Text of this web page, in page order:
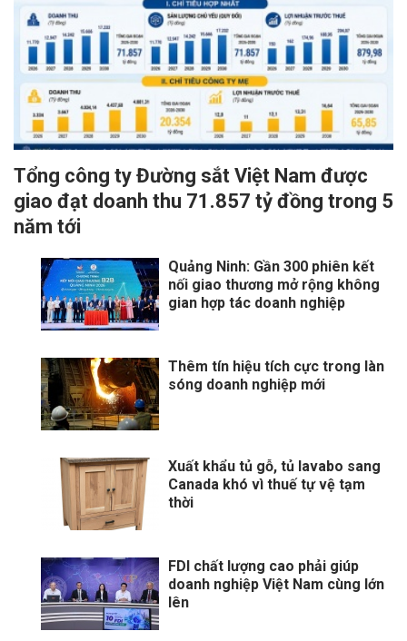
Tổng công ty Đường sắt Việt Nam được
giao đạt doanh thu 71.857 tỷ đồng trong 5
năm tới
Quảng Ninh: Gần 300 phiên kết
nối giao thương mở rộng không
gian hợp tác doanh nghiệp
Thêm tín hiệu tích cực trong làn
sóng doanh nghiệp mới
Xuất khẩu tủ gỗ, tủ lavabo sang
Canada khó vì thuế tự vệ tạm
thời
FDI chất lượng cao phải giúp
doanh nghiệp Việt Nam cùng lớn
lên